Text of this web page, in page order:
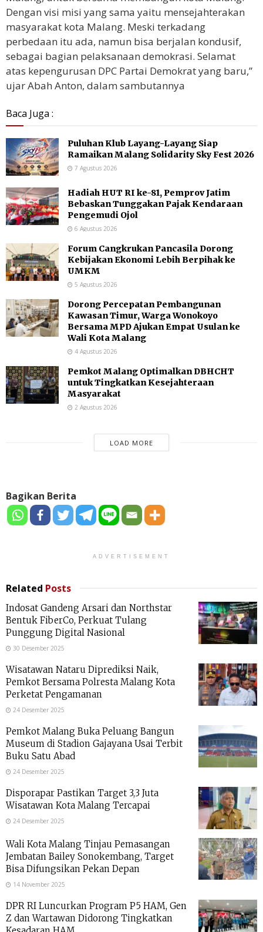
Dengan visi misi yang sama yaitu mensejahterakan
masyarakat kota Malang. Meski terkadang
perbedaan itu ada, namun bisa berjalan kondusif,
sebagai bagian pelaksanaan demokrasi. Selamat
atas kepengurusan DPC Partai Demokrat yang baru,”
ujar Abah Anton, dalam sambutannya
Baca Juga :
Puluhan Klub Layang-Layang Siap
Ramaikan Malang Solidarity Sky Fest 2026
7 Agustus 2026
Hadiah HUT RI ke-81, Pemprov Jatim
Bebaskan Tunggakan Pajak Kendaraan
Pengemudi Ojol
6 Agustus 2026
Forum Cangkrukan Pancasila Dorong
Kebijakan Ekonomi Lebih Berpihak ke
UMKM
5 Agustus 2026
Dorong Percepatan Pembangunan
Kawasan Timur, Warga Wonokoyo
Bersama MPD Ajukan Empat Usulan ke
Wali Kota Malang
4 Agustus 2026
Pemkot Malang Optimalkan DBHCHT
untuk Tingkatkan Kesejahteraan
Masyarakat
2 Agustus 2026
LOAD MORE
Bagikan Berita
ADVERTISEMENT
Related Posts
Indosat Gandeng Arsari dan Northstar
Bentuk FiberCo, Perkuat Tulang
Punggung Digital Nasional
30 Desember 2025
Wisatawan Nataru Diprediksi Naik,
Pemkot Bersama Polresta Malang Kota
Perketat Pengamanan
24 Desember 2025
Pemkot Malang Buka Peluang Bangun
Museum di Stadion Gajayana Usai Terbit
Buku Satu Abad
24 Desember 2025
Disporapar Pastikan Target 3,3 Juta
Wisatawan Kota Malang Tercapai
24 Desember 2025
Wali Kota Malang Tinjau Pemasangan
Jembatan Bailey Sonokembang, Target
Bisa Difungsikan Pekan Depan
14 November 2025
DPR RI Luncurkan Program P5 HAM, Gen
Z dan Wartawan Didorong Tingkatkan